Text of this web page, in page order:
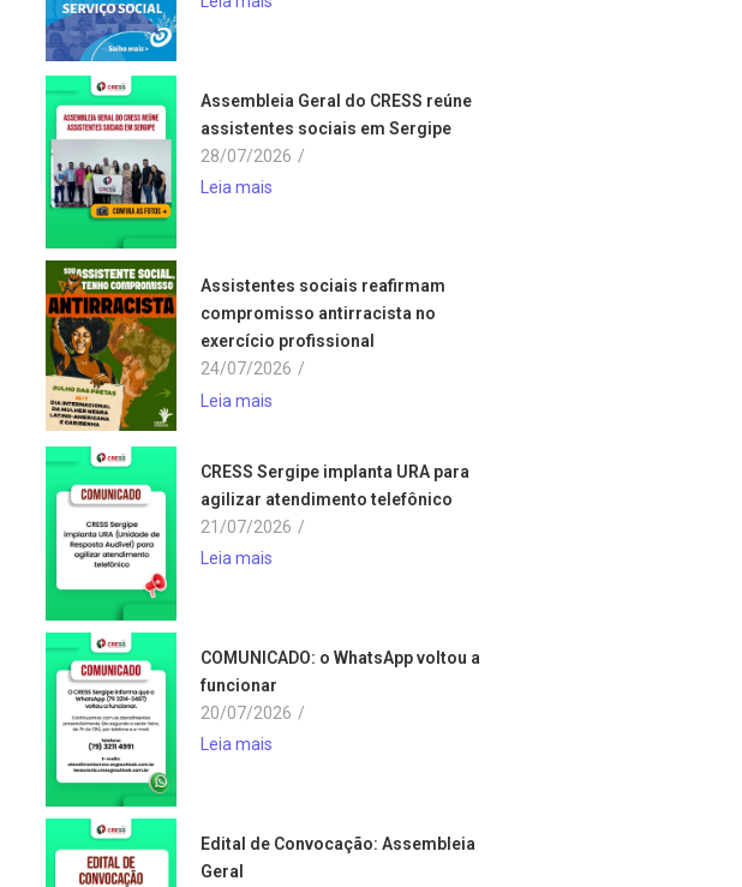
Assembleia Geral do CRESS reúne
assistentes sociais em Sergipe
28/07/2026 /
Leia mais
Assistentes sociais reafirmam
compromisso antirracista no
exercício profissional
24/07/2026 /
Leia mais
CRESS Sergipe implanta URA para
agilizar atendimento telefônico
21/07/2026 /
Leia mais
COMUNICADO: o WhatsApp voltou a
funcionar
20/07/2026 /
Leia mais
Edital de Convocação: Assembleia
Geral